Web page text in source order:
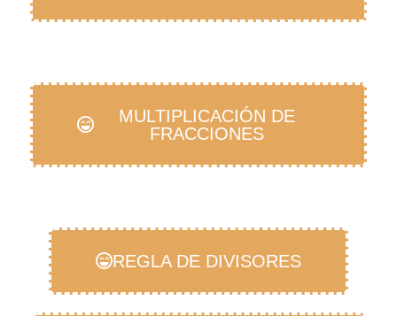
MULTIPLICACIÓN DE
FRACCIONES
REGLA DE DIVISORES